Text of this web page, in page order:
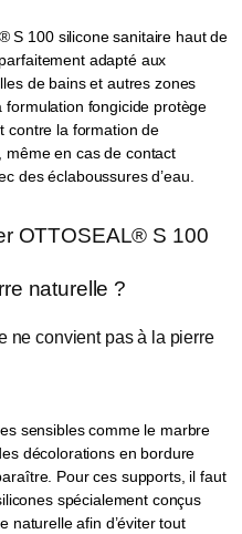
S 100 silicone sanitaire haut de
adapté aux
de bains et autres zones
formulation fongicide protège
contre la formation de
même en cas de contact
des éclaboussures d’eau.
OTTOSEAL® S 100
naturelle ?
ne convient pas à la pierre
sensibles comme le marbre
décolorations en bordure
Pour ces supports, il faut
spécialement conçus
naturelle afin d’éviter tout